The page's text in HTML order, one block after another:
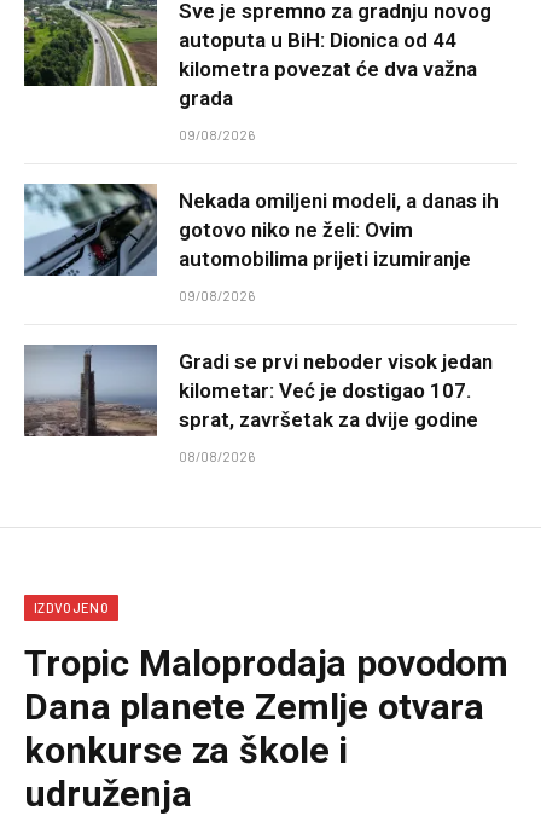
Sve je spremno za gradnju novog
autoputa u BiH: Dionica od 44
kilometra povezat će dva važna
grada
09/08/2026
Nekada omiljeni modeli, a danas ih
gotovo niko ne želi: Ovim
automobilima prijeti izumiranje
09/08/2026
Gradi se prvi neboder visok jedan
kilometar: Već je dostigao 107.
sprat, završetak za dvije godine
08/08/2026
IZDVOJENO
Tropic Maloprodaja povodom
Dana planete Zemlje otvara
konkurse za škole i
udruženja